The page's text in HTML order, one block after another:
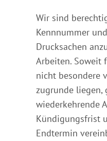
Wir sind
Kennnummer
Drucksachen
Arbeiten. Soweit
nicht besondere
zugrunde liegen,
wiederkehrende
Kündigungsfrist
Endtermin